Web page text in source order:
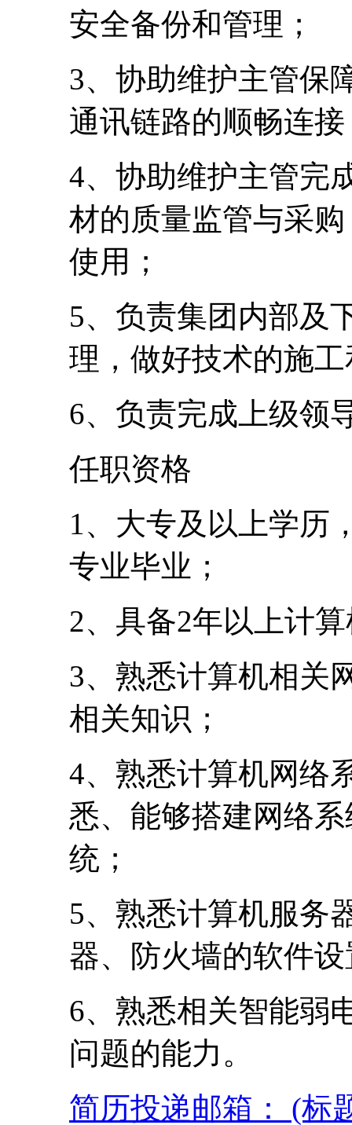
安全备份和管理；
3、协助维护主管保
通讯链路的顺畅连
4、协助维护主管完
材的质量监管与采
使用；
5、负责集团内部及
理，做好技术的施
6、负责完成上级领
任职资格
1、大专及以上学历
专业毕业；
2、具备2年以上计
3、熟悉计算机相关
相关知识；
4、熟悉计算机网络
悉、能够搭建网络
统；
5、熟悉计算机服务
器、防火墙的软件
6、熟悉相关智能弱
问题的能力。
简历投递邮箱： (标